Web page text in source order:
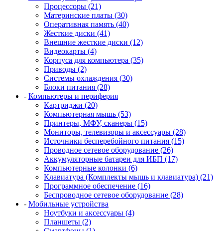
Процессоры (21)
Материнские платы (30)
Оперативная память (40)
Жесткие диски (41)
Внешние жесткие диски (12)
Видеокарты (4)
Корпуса для компьютера (35)
Приводы (2)
Системы охлаждения (30)
Блоки питания (28)
- Компьютеры и периферия
Картриджи (20)
Компьютерная мышь (53)
Принтеры, МФУ, сканеры (15)
Мониторы, телевизоры и аксессуары (28)
Источники бесперебойного питания (15)
Проводное сетевое оборудование (26)
Аккумуляторные батареи для ИБП (17)
Компьютерные колонки (6)
Клавиатура (Комплекты мышь и клавиатура) (21)
Программное обеспечение (16)
Беспроводное сетевое оборудование (28)
- Мобильные устройства
Ноутбуки и аксессуары (4)
Планшеты (2)